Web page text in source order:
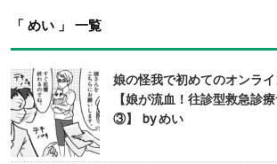
「 めい 」 一覧
娘の怪我で初めてのオンラ
【娘が流血！往診型救急診
③】 by めい